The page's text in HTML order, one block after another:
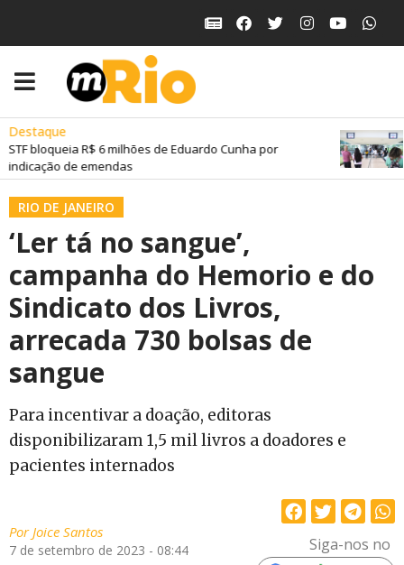
Destaque
STF bloqueia R$ 6 milhões de Eduardo Cunha por
indicação de emendas
RIO DE JANEIRO
‘Ler tá no sangue’,
campanha do Hemorio e do
Sindicato dos Livros,
arrecada 730 bolsas de
sangue
Para incentivar a doação, editoras
disponibilizaram 1,5 mil livros a doadores e
pacientes internados
PorJoice Santos
7 de setembro de 2023 - 08:44 Siga-nos no